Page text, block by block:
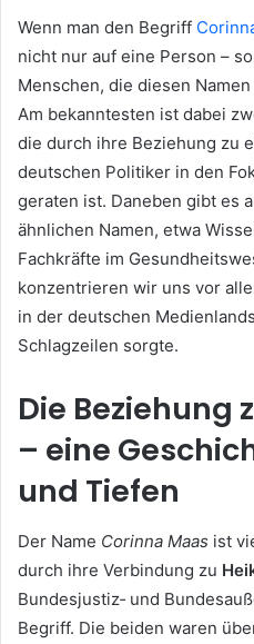
Wenn man den Begriff
nicht nur auf eine Person –
Menschen, die diesen
Am bekanntesten ist dabei
die durch ihre Beziehung zu
deutschen Politiker in den
geraten ist. Daneben gibt es
ähnlichen Namen, etwa
Fachkräfte im
konzentrieren wir uns vor
in der deutschen
Schlagzeilen sorgte.
Die Beziehung
– eine
und Tiefen
Der Name Corinna Maas ist
durch ihre Verbindung zu
Bundesjustiz‑ und
Begriff. Die beiden waren